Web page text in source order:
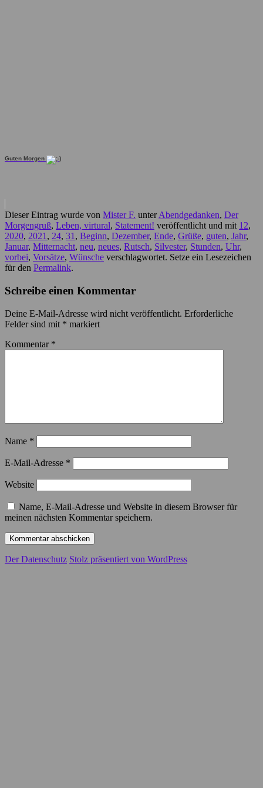
Guten Morgen
Dieser Eintrag wurde von Mister F. unterAbendgedanken, Der
Morgengruß, Leben, virtural, Statement! veröffentlicht und mit 12,
2020, 2021 , 24, 31 , Beginn, Dezember, Ende, Grüße, guten, Jahr,
Januar, Mitternacht, neu, neues, Rutsch, Silvester, Stunden, Uhr,
vorbei, Vorsätze, Wünsche verschlagwortet. Setze ein Lesezeichen
für den Permalink.
Schreibe einen Kommentar
Deine E-Mail-Adresse wird nicht veröffentlicht. Erforderliche
Felder sind mit * markiert
Kommentar *
Name *
E-Mail-Adresse *
Website
Name, E-Mail-Adresse und Website in diesem Browser für
meinen nächsten Kommentar speichern.
Der Datenschutz Stolz präsentiert von WordPress